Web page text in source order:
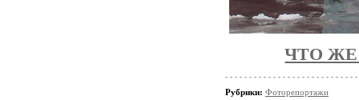
ЧТО ЖЕ
Рубрики: Фоторепортажи